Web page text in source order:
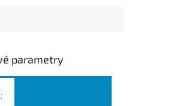
parametry
: